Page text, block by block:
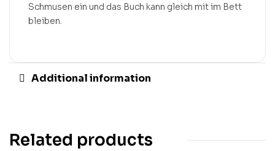
Schmusen ein und das Buch kann gleich mit im Bett
bleiben.
Additional information
Related products